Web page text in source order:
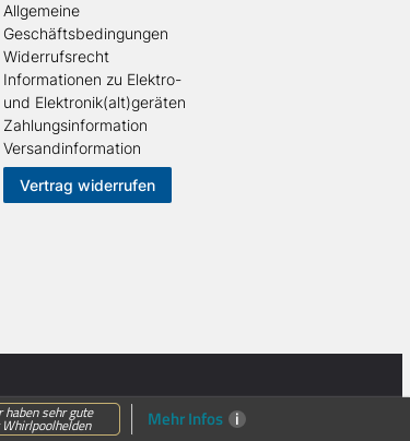
Allgemeine
Geschäftsbedingungen
Widerrufsrecht
Informationen zu Elektro-
und Elektronik(alt)geräten
Zahlungsinformation
Versandinformation
Vertrag widerrufen
haben sehr gute Mehr Infos i